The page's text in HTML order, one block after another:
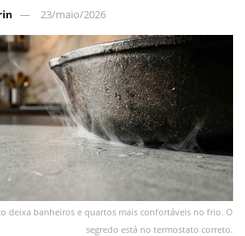
23/maio/2026
deixa banheiros e quartos mais confortáveis no frio. O
segredo está no termostato correto.